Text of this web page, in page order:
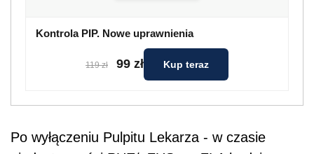
Kontrola PIP. Nowe uprawnienia
119 zł 99 zł Kup teraz
Po wyłączeniu Pulpitu Lekarza - w czasie